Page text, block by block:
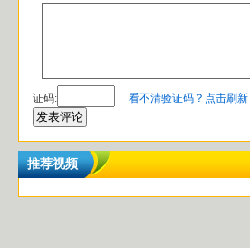
证码: 看不清验证码？点击刷新
推荐视频